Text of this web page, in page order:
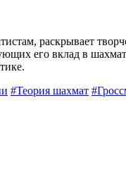
раскрывает
его вклад в
#Теория шахмат